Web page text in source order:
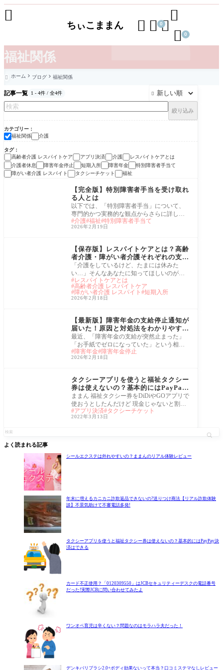
福祉関係
ちぃこままん   0

 0

 ホーム ブログ 福祉関係
記事一覧 1 - 4件 / 全4件 
絞り込み
カテゴリー
福祉関係
介護
タグ
高齢者介護 レスパイトケア
アプリ決済 介護
レスパイトケアとは
介護者休息
障害年金停止 短期入所 障害年金
特別障害者手当て
障がい者介護 レスパイト
タクシーチケット 福祉
介護
【完全版】特別障害者手当を受け取れ
る人とは
以下では、「特別障害者手当」について、
専門的かつ実務的な観点からさらに詳しく
解説します。制度の背景、認定基準の実
際、診断
介護 福祉 特別障害者手当て
2026年2月19日
【保存版】レスパイトケアとは？高齢
者介護・障がい者介護それぞれの支援
内容を徹底解説
「介護をしているけど、たまには休みた
い…」そんなあなたに知ってほしいのが、
レスパイトケア（Respite Care）。 介護を続
けるため
レスパイトケアとは
高齢者介護 レスパイトケア
障がい者介護 レスパイト
短期入所
2026年2月18日
【最新版】障害年金の支給停止通知が
届いた！原因と対処法をわかりやすく
解説
最近、「障害年金の支給が突然止まった」
「お手紙でゼロになっていた」という相談
が増えています。この記事では、障害年金
が停止
障害年金 障害年金停止
2026年2月18日
タクシーアプリを使うと福祉タクシー
券は使えないの？基本的にはPayPay
決済はできる
ままん 福祉タクシー券をDiDiやGOアプリで
使おうとしたんだけど 現金じゃないと割引
きできないと言われたタクシー会社によっ
て、な
アプリ決済 タクシーチケット
2022年3月13日
よく読まれる記事
シールエクステは外れやすいの？ままんのリアル体験レビュー
年末に増えるカニカニ詐欺返品できないの?送りつけ商法【リアル詐欺体験
談】不景気助けて不審電話多発!
タクシーアプリを使うと福祉タクシー券は使えないの？基本的にはPayPay決
済はできる
カード不正使用？「0120309550」はJCBセキュリティーデスクの電話番号
だった!実際JCBに問い合わせてみたよ
ワンオペ育児は辛くない？問題なのはモラハラ夫だった！
デンキバリブラシ2.0+ボディ効果ないって本当？口コミステマなしレビュー